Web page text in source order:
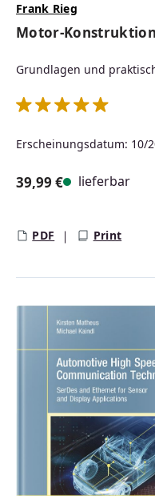
Frank Rieg
Motor-Konstruktion
Grundlagen und
Erscheinungsdatum: 10/
39,99 € lieferbar
PDF Print